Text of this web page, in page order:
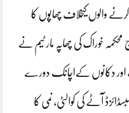
کرنے والوں کیخلاف چھاپوں کا
خوراک کی چھاپہ مار ٹیم نے
اور دکانوں کےاچانک دورے
آٹے کی کوالٹی، نمی کا